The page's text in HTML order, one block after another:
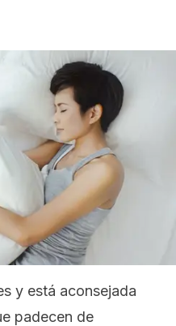
y está aconsejada
padecen de